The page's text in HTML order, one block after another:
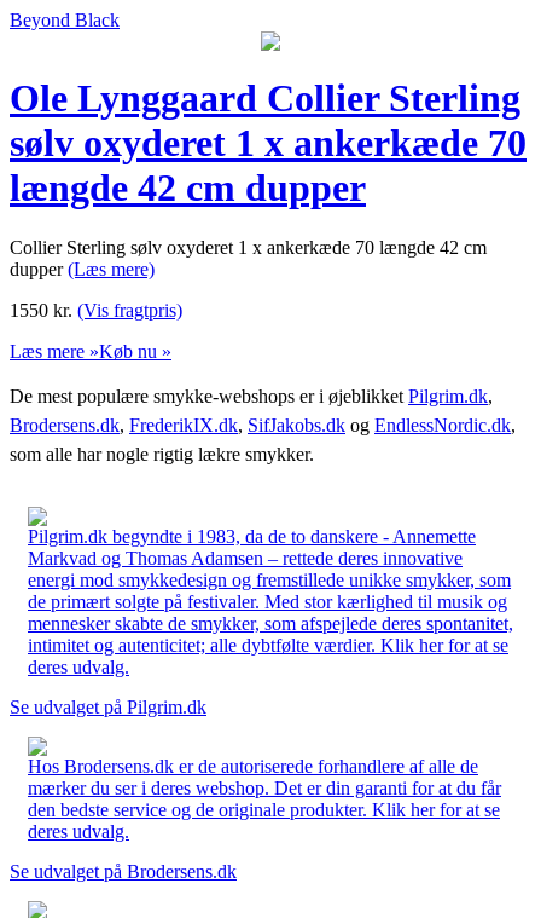
Beyond Black
Ole Lynggaard Collier Sterling
sølv oxyderet 1 x ankerkæde 70
længde 42 cm dupper
Collier Sterling sølv oxyderet 1 x ankerkæde 70 længde 42 cm
dupper(Læs mere)
1550 kr. (Vis fragtpris)
Læs mere »Køb nu »
De mest populære smykke-webshops er i øjeblikket Pilgrim.dk,
Brodersens.dk, FrederikIX.dk, SifJakobs.dk og EndlessNordic.dk,
som alle har nogle rigtig lækre smykker.
Pilgrim.dk begyndte i 1983, da de to danskere - Annemette
Markvad og Thomas Adamsen – rettede deres innovative
energi mod smykkedesign og fremstillede unikke smykker, som
de primært solgte på festivaler. Med stor kærlighed til musik og
mennesker skabte de smykker, som afspejlede deres spontanitet,
intimitet og autenticitet; alle dybtfølte værdier. Klik her for at se
deres udvalg.
Se udvalget på Pilgrim.dk
Hos Brodersens.dk er de autoriserede forhandlere af alle de
mærker du ser i deres webshop. Det er din garanti for at du får
den bedste service og de originale produkter. Klik her for at se
deres udvalg.
Se udvalget på Brodersens.dk